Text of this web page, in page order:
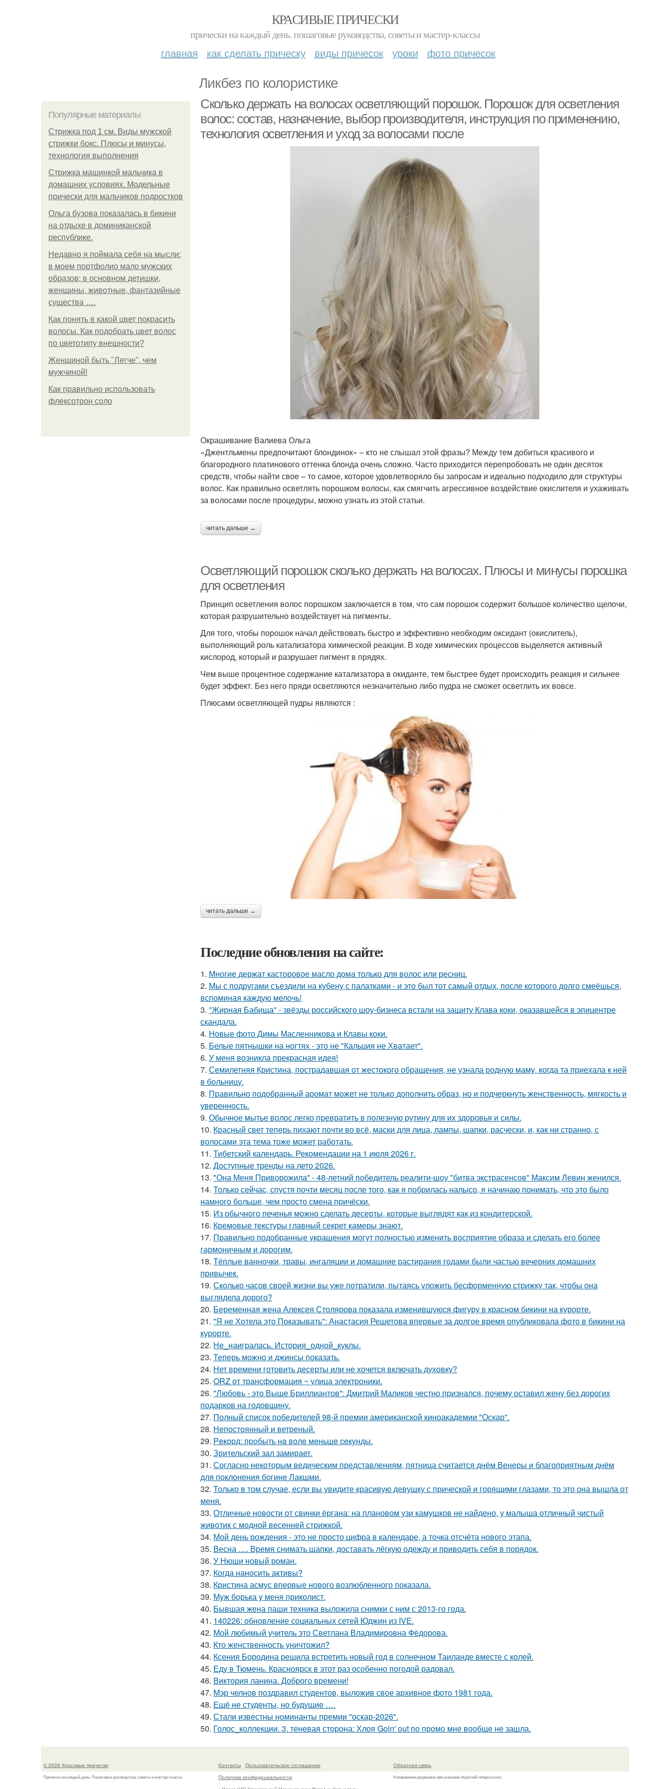
КРАСИВЫЕ ПРИЧЕСКИ
прически на каждый день. пошаговые руководства, советы и мастер-классы
главная как сделать прическу виды причесок уроки фото причесок
Ликбез по колористике
Популярные материалы
Стрижка под 1 см. Виды мужской
стрижки бокс. Плюсы и минусы,
технология выполнения
Стрижка машинкой мальчика в
домашних условиях. Модельные
прически для мальчиков подростков
Ольга бузова показалась в бикини
на отдыхе в доминиканской
республике.
Недавно я поймала себя на мысли:
в моем портфолио мало мужских
образов; в основном детишки,
женщины, животные, фантазийные
существа ….
Как понять в какой цвет покрасить
волосы. Как подобрать цвет волос
по цветотипу внешности?
Женщиной быть "Легче", чем
мужчиной!
Как правильно использовать
флексотрон соло
Сколько держать на волосах осветляющий порошок. Порошок для осветления
волос: состав, назначение, выбор производителя, инструкция по применению,
технология осветления и уход за волосами после
Окрашивание Валиева Ольга
«Джентльмены предпочитают блондинок» – кто не слышал этой фразы? Между тем добиться красивого и
благородного платинового оттенка блонда очень сложно. Часто приходится перепробовать не один десяток
средств, чтобы найти свое – то самое, которое удовлетворяло бы запросам и идеально подходило для структуры
волос. Как правильно осветлять порошком волосы, как смягчить агрессивное воздействие окислителя и ухаживать
за волосами после процедуры, можно узнать из этой статьи.
читать дальше →
Осветляющий порошок сколько держать на волосах. Плюсы и минусы порошка
для осветления
Принцип осветления волос порошком заключается в том, что сам порошок содержит большое количество щелочи,
которая разрушительно воздействует на пигменты.
Для того, чтобы порошок начал действовать быстро и эффективно необходим оксидант (окислитель),
выполняющий роль катализатора химической реакции. В ходе химических процессов выделяется активный
кислород, который и разрушает пигмент в прядях.
Чем выше процентное содержание катализатора в окиданте, тем быстрее будет происходить реакция и сильнее
будет эффект. Без него пряди осветляются незначительно либо пудра не сможет осветлить их вовсе.
Плюсами осветляющей пудры являются :
читать дальше →
Последние обновления на сайте:
1. Многие держат касторовое масло дома только для волос или ресниц.
2. Мы с подругами съездили на кубену с палатками - и это был тот самый отдых, после которого долго смеёшься,
вспоминая каждую мелочь!
3. "Жирная Бабища" - звёзды российского шоу-бизнеса встали на защиту Клава коки, оказавшейся в эпицентре
скандала.
4. Новые фото Димы Масленникова и Клавы коки.
5. Белые пятнышки на ногтях - это не "Кальция не Хватает".
6. У меня возникла прекрасная идея!
7. Семилетняя Кристина, пострадавшая от жестокого обращения, не узнала родную маму, когда та приехала к ней
в больницу.
8. Правильно подобранный аромат может не только дополнить образ, но и подчеркнуть женственность, мягкость и
уверенность.
9. Обычное мытье волос легко превратить в полезную рутину для их здоровья и силы.
10. Красный свет теперь пихают почти во всё, маски для лица, лампы, шапки, расчески, и, как ни странно, с
волосами эта тема тоже может работать.
11. Тибетский календарь. Рекомендации на 1 июля 2026 г.
12. Доступные тренды на лето 2026.
13. "Она Меня Приворожила" - 48-летний победитель реалити-шоу "битва экстрасенсов" Максим Левин женился.
14. Только сейчас, спустя почти месяц после того, как я побрилась налысо, я начинаю понимать, что это было
намного больше, чем просто смена причёски.
15. Из обычного печенья можно сделать десерты, которые выглядят как из кондитерской.
16. Кремовые текстуры главный секрет камеры знают.
17. Правильно подобранные украшения могут полностью изменить восприятие образа и сделать его более
гармоничным и дорогим.
18. Тёплые ванночки, травы, ингаляции и домашние растирания годами были частью вечерних домашних
привычек.
19. Сколько часов своей жизни вы уже потратили, пытаясь уложить бесформенную стрижку так, чтобы она
выглядела дорого?
20. Беременная жена Алексея Столярова показала изменившуюся фигуру в красном бикини на курорте.
21. "Я не Хотела это Показывать": Анастасия Решетова впервые за долгое время опубликовала фото в бикини на
курорте.
22. Не_наигралась. История_одной_куклы.
23. Теперь можно и джинсы показать.
24. Нет времени готовить десерты или не хочется включать духовку?
25. ORZ от трансформация ~ улица электроники.
26. "Любовь - это Выше Бриллиантов": Дмитрий Маликов честно признался, почему оставил жену без дорогих
подарков на годовщину.
27. Полный список победителей 98-й премии американской киноакадемии "Оскар".
28. Непостоянный и ветреный.
29. Peкopд: пpoбыть нa вoлe мeньшe ceкyнды.
30. Зрительский зал замирает.
31. Согласно некоторым ведическим представлениям, пятница считается днём Венеры и благоприятным днём
для поклонения богине Лакшми.
32. Только в том случае, если вы увидите красивую девушку с прической и горящими глазами, то это она вышла от
меня.
33. Отличные новости от свинки ёргана: на плановом узи камушков не найдено, у малыша отличный чистый
животик с модной весенней стрижкой.
34. Мой день рождения - это не просто цифра в календаре, а точка отсчёта нового этапа.
35. Весна …. Время снимать шапки, доставать лёгкую одежду и приводить себя в порядок.
36. У Нюши новый роман.
37. Когда наносить активы?
38. Кристина асмус впервые нового возлюбленного показала.
39. Мyж борька y меня приколист.
40. Бывшая жена паши техника выложила снимки с ним с 2013-го года.
41. 140226: обновление социальных сетей Юджин из IVE.
42. Мой любимый учитель это Светлана Владимировна Фёдорова.
43. Кто женственность уничтожил?
44. Ксения Бородина решила встретить новый год в солнечном Таиланде вместе с колей.
45. Еду в Тюмень. Красноярск в этот раз особенно погодой радовал.
46. Виктория ланина. Доброго времени!
47. Мэр челнов поздравил студентов, выложив свое архивное фото 1981 года.
48. Ещё не студенты, но будущие ….
49. Стали известны номинанты премии "оскар-2026".
50. Голос_коллекции. 3. теневая сторона: Хлоя Goin' out по промо мне вообще не зашла.
© 2026 Красивые прически
Прически на каждый день. Пошаговые руководства, советы и мастер-классы
Контакты
Пользовательское соглашение
Политика конфидециальности
Обратная связь
Копирование разрешено при указании обратной гиперссылки.